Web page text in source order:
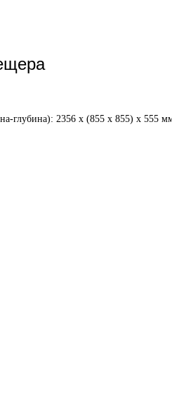
глубина): 2356 х (855 х 855) х 555